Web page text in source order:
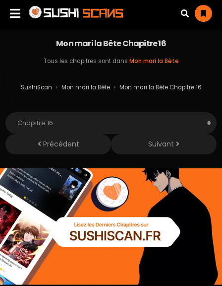
Mon mari la Bête Chapitre 16
Tous les chapitres sont dans Mon mari la Bête
SushiScan › Mon mari la Bête › Mon mari la Bête Chapitre 16
Précédent Suivant